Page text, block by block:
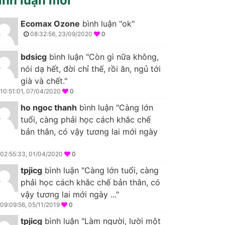
Ecomax Ozone bình luận "ok"
08:32:56, 23/09/2020 0
bdsicg bình luận "Còn gì nữa không,
nói dạ hết, đời chỉ thế, rồi ăn, ngủ tới
già và chết."
10:51:01, 07/04/2020 0
ho ngoc thanh bình luận "Càng lớn
tuổi, càng phải học cách khắc chế
bản thân, có vậy tương lai mới ngày
02:55:33, 01/04/2020 0
tpjicg bình luận "Càng lớn tuổi, càng
phải học cách khắc chế bản thân, có
vậy tương lai mới ngày ..."
09:09:56, 05/11/2019 0
tpjicg bình luận "Làm người, lười một